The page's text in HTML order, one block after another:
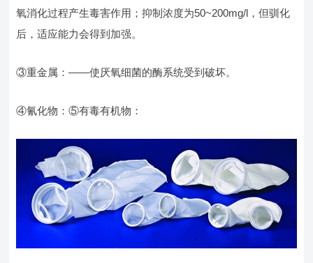
氧消化过程产生毒害作用；抑制浓度为50~200mg/l，但驯化
后，适应能力会得到加强。
③重金属：——使厌氧细菌的酶系统受到破坏。
④氰化物：⑤有毒有机物：